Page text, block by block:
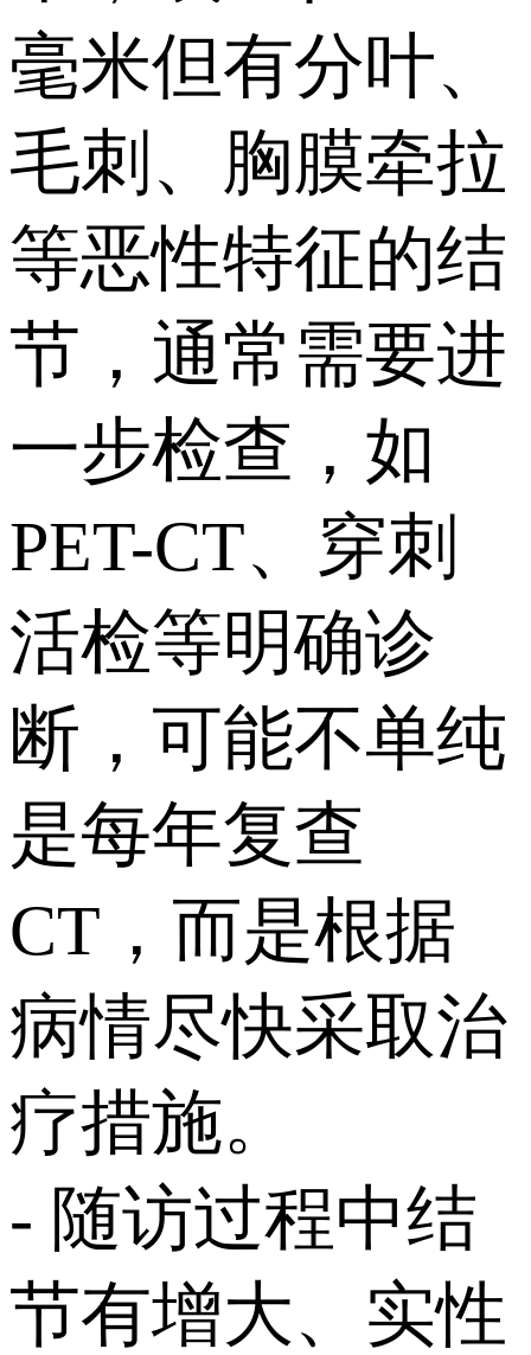
毫米但有分叶、
毛刺、胸膜牵拉
等恶性特征的结
节，通常需要进
一步检查，如
PET-CT、穿刺
活检等明确诊
断，可能不单纯
是每年复查
CT，而是根据
病情尽快采取治
疗措施。
- 随访过程中结
节有增大、实性